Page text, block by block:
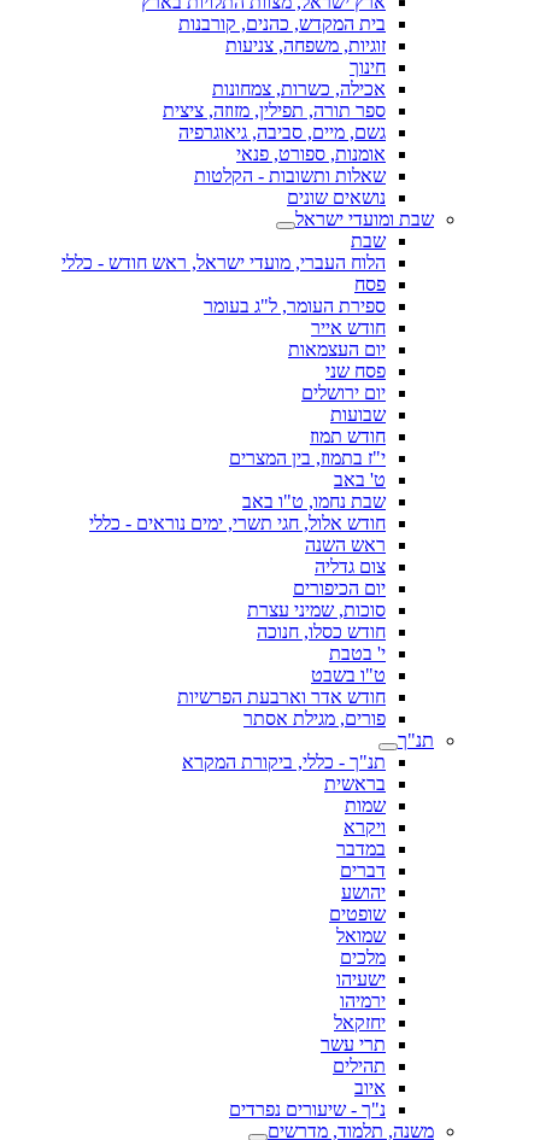
בית המקדש, כהנים, קורבנות
זוגיות, משפחה, צניעות
חינוך
אכילה, כשרות, צמחונות
ספר תורה, תפילין, מזוזה, ציצית
גשם, מיים, סביבה, גיאוגרפיה
אומנות, ספורט, פנאי
שאלות ותשובות - הקלטות
נושאים שונים
שבת ומועדי ישראל
שבת
הלוח העברי, מועדי ישראל, ראש חודש - כללי
פסח
ספירת העומר, ל"ג בעומר
חודש אייר
יום העצמאות
פסח שני
יום ירושלים
שבועות
חודש תמוז
י"ז בתמוז, בין המצרים
ט' באב
שבת נחמו, ט"ו באב
חודש אלול, חגי תשרי, ימים נוראים - כללי
ראש השנה
צום גדליה
יום הכיפורים
סוכות, שמיני עצרת
חודש כסלו, חנוכה
י' בטבת
ט"ו בשבט
חודש אדר וארבעת הפרשיות
פורים, מגילת אסתר
תנ"ך
תנ"ך - כללי, ביקורת המקרא
בראשית
שמות
ויקרא
במדבר
דברים
יהושע
שופטים
שמואל
מלכים
ישעיהו
ירמיהו
יחזקאל
תרי עשר
תהילים
איוב
נ"ך - שיעורים נפרדים
משנה, תלמוד, מדרשים